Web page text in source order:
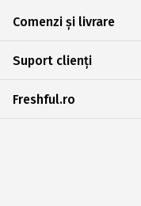
Comenzi și livrare
Suport clienți
Freshful.ro